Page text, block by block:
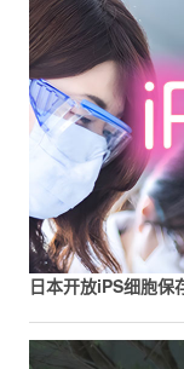
日本开放iPS细胞保